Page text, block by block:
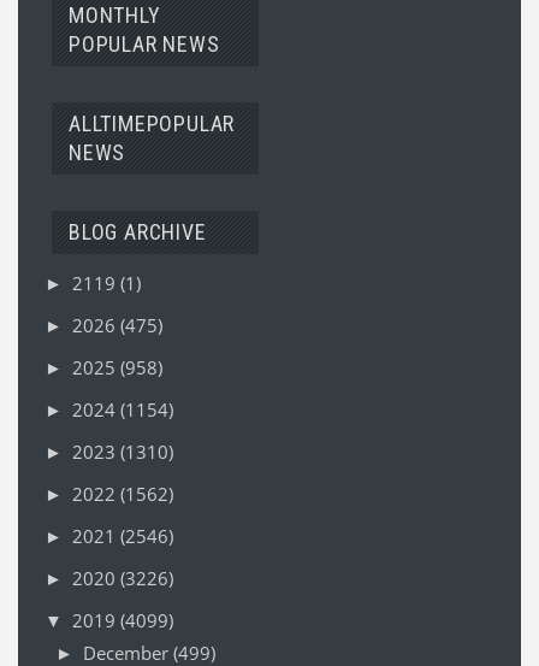
MONTHLY
POPULAR NEWS
ALLTIMEPOPULAR
NEWS
BLOG ARCHIVE
► 2119 (1)
► 2026 (475)
► 2025 (958)
► 2024 (1154)
► 2023 (1310)
► 2022 (1562)
► 2021 (2546)
► 2020 (3226)
▼ 2019 (4099)
► December (499)